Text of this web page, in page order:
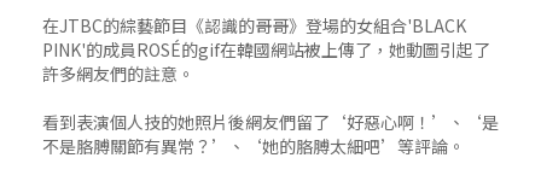
在JTBC的綜藝節目《認識的哥哥》登場的女組合'BLACK
PINK'的成員ROSÉ的gif在韓國網站被上傳了，她動圖引起了
許多網友們的註意。
看到表演個人技的她照片後網友們留了‘好惡心啊！’、‘是
不是胳膊關節有異常？’、‘她的胳膊太細吧’等評論。